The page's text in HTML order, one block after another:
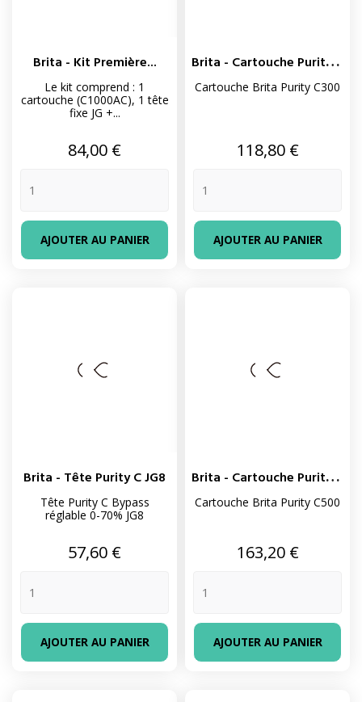
Brita - Kit Première...
Le kit comprend : 1
cartouche (C1000AC), 1 tête
fixe JG +...
Prix
84,00 €
AJOUTER AU PANIER
B
Rita - Cartouche Purity C300
Cartouche Brita Purity C300
Prix
118,80 €
AJOUTER AU PANIER
Brita - Tête Purity C JG8
Tête Purity C Bypass
réglable 0-70% JG8
Prix
57,60 €
AJOUTER AU PANIER
B
Rita - Cartouche Purity C500
Cartouche Brita Purity C500
Prix
163,20 €
AJOUTER AU PANIER